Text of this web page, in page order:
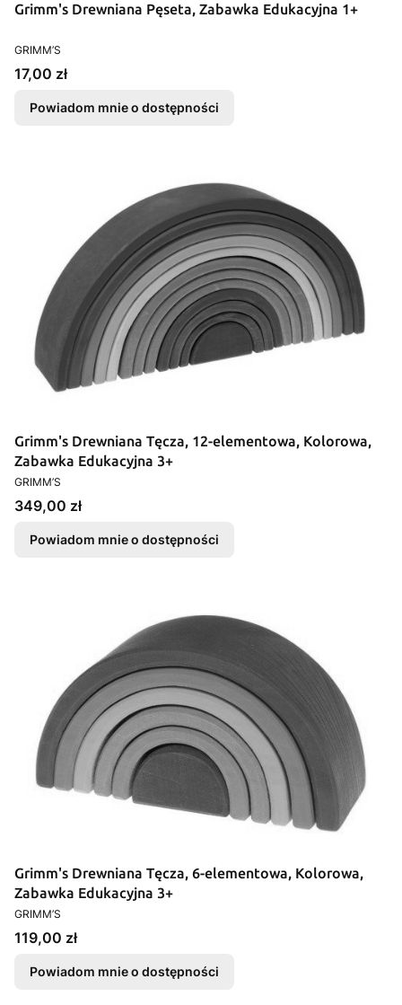
Grimm's Drewniana Pęseta, Zabawka Edukacyjna 1+
PRODUCENT
GRIMM’S
Cena
17,00 zł
Powiadom mnie o dostępności
Grimm's Drewniana Tęcza, 12-elementowa, Kolorowa,
Zabawka Edukacyjna 3+
PRODUCENT
GRIMM’S
Cena
349,00 zł
Powiadom mnie o dostępności
Grimm's Drewniana Tęcza, 6-elementowa, Kolorowa,
Zabawka Edukacyjna 3+
PRODUCENT
GRIMM’S
Cena
119,00 zł
Powiadom mnie o dostępności